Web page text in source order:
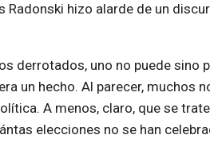
Radonski hizo alarde de un
derrotados, uno no puede sino
un hecho. Al parecer, muchos
A menos, claro, que se
elecciones no se han